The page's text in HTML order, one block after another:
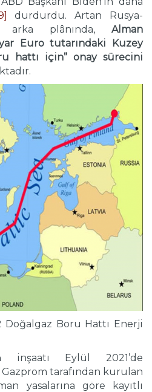
durdurdu. Artan Rusya-
arka plânında, Alman
Euro tutarındaki Kuzey
hattı için” onay sürecini
Doğalgaz Boru Hattı Enerji
inşaatı Eylül 2021’de
Gazprom tarafından kurulan
yasalarına göre kayıtlı